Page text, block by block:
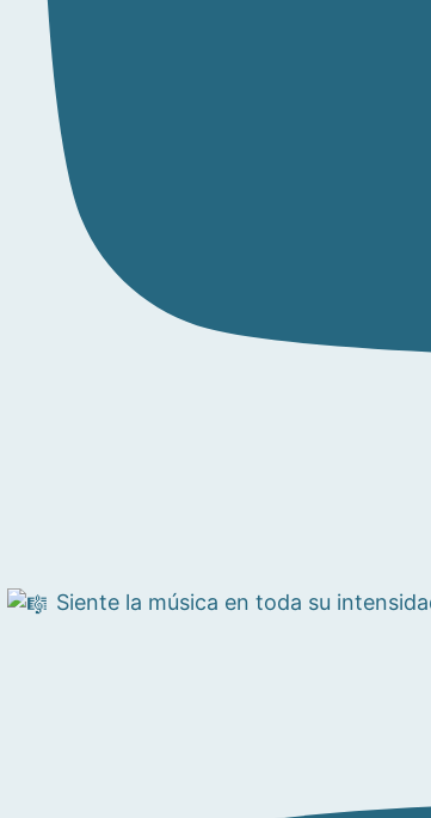
Siente la música en toda su